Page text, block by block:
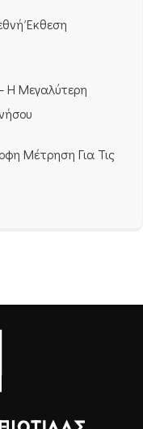
Έκθεση
Η Μεγαλύτερη
Μέτρηση Για Τις